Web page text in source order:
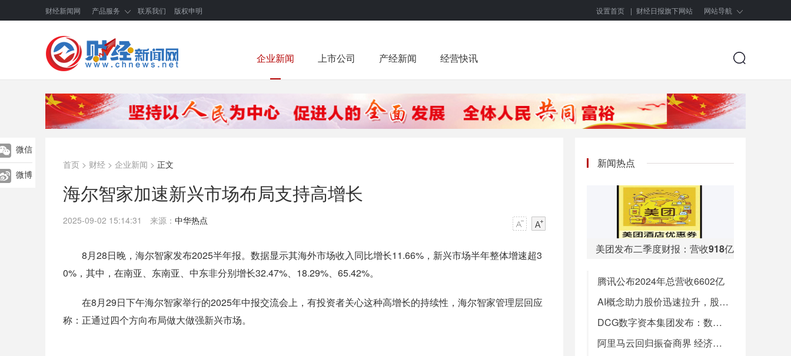
财经新闻网 产品服务 联系我们 版权申明 设置首页 | 财经日报旗下网站 网站导航
企业新闻 上市公司 产经新闻 经营快讯
微信
微博
首页 > 财经 > 企业新闻 > 正文
海尔智家加速新兴市场布局支持高增长
2025-09-02 15:14:31 来源： 中华热点
8月28日晚，海尔智家发布2025半年报。数据显示其海外市场收入同比增长11.66%，新兴市场半年整体增速超3
0%，其中，在南亚、东南亚、中东非分别增长32.47%、18.29%、65.42%。
在8月29日下午海尔智家举行的2025年中报交流会上，有投资者关心这种高增长的持续性，海尔智家管理层回应
称：正通过四个方向布局做大做强新兴市场。
新闻热点
美团发布二季度财报：营收918亿元
腾讯公布2024年总营收6602亿
AI概念助力股价迅速拉升，股东集中套现的背后，AI眼镜赛道路在何方？
DCG数字资本集团发布：数字经济新浪潮下的主动布局——VistaSage发布会现场直击
阿里马云回归振奋商界 经济活力十足欣欣向好！